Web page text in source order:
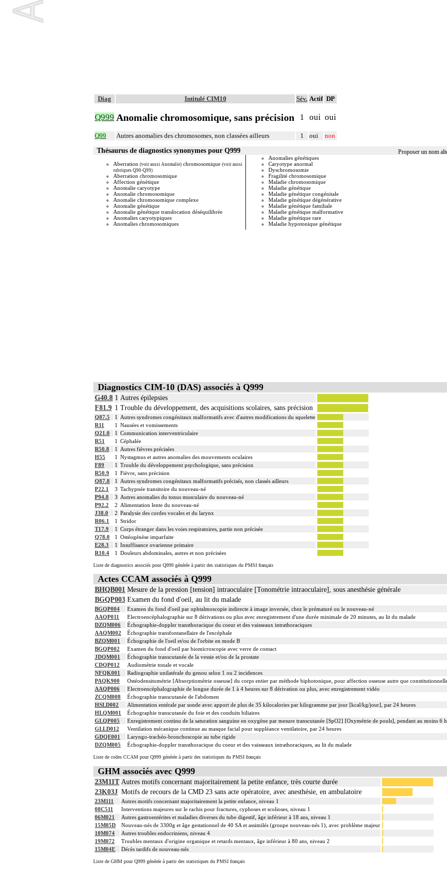
Diag Intitulé CIM10 Sév. Actif DP
Q999 Anomalie chromosomique, sans précision 1 oui oui
Q99 Autres anomalies des chromosomes, non classées ailleurs 1 oui non
Proposer un nom
Thésaurus de diagnostics synonymes pour Q999
Aberration (voir aussi Anomalie) chromosomique (voir aussi
rubriques Q90-Q99)
Aberration chromosomique
Affection génétique
Anomalie caryotype
Anomalie chromosomique
Anomalie chromosomique complexe
Anomalie génétique
Anomalie génétique translocation déséquilibrée
Anomalies caryotypiques
Anomalies chromosomiques
Anomalies génétiques
Caryotype anormal
Dyschromosomie
Fragilité chromosomique
Maladie chromosomique
Maladie génétique
Maladie génétique congénitale
Maladie génétique dégénérative
Maladie génétique familiale
Maladie génétique malformative
Maladie génétique rare
Maladie hypotonique génétique
Diagnostics CIM-10 (DAS) associés à Q999
G40.8 1 Autres épilepsies
F81.9 1 Trouble du développement, des acquisitions scolaires, sans précision
Q87.5 1
Autres syndromes congénitaux malformatifs avec d'autres modifications du squelette
R11
1 Nausées et vomissements
Q21.0
1 Communication interventriculaire
R51
1 Céphalée
R50.8
1
Autres fièvres précisées
H55
1 Nystagmus et autres anomalies des mouvements oculaires
F89
1 Trouble du développement psychologique, sans précision
R50.9
1 Fièvre, sans précision
Q87.8
1
Autres syndromes congénitaux malformatifs précisés, non classés ailleurs
P22.1
3 Tachypnée transitoire du nouveau-né
P94.8
3 Autres anomalies du tonus musculaire du nouveau-né
P92.2
2 Alimentation lente du nouveau-né
J38.0
2 Paralysie des cordes vocales et du larynx
R06.1
1 Stridor
T17.9
1 Corps étranger dans les voies respiratoires, partie non précisée
Q78.0
1 Ostéogénèse imparfaite
E28.3
1 Insuffisance ovarienne primaire
R10.4
1 Douleurs abdominales, autres et non précisées
Liste de diagnostics associés pour Q999 générée à partir des statistiques du PMSI français
Actes CCAM associés à Q999
BHQB001 Mesure de la pression [tension] intraoculaire [Tonométrie intraoculaire], sous anesthésie générale
BGQP003 Examen du fond d'oeil, au lit du malade
BGQP004
Examen du fond d'oeil par ophtalmoscopie indirecte à image inversée, chez le prématuré ou le nouveau-né
AAQP011
Electroencéphalographie sur 8 dérivations ou plus avec enregistrement d'une durée minimale de 20 minutes, au lit du malade
DZQM006
Échographie-doppler transthoracique du coeur et des vaisseaux intrathoraciques
AAQM002
Échographie transfontanellaire de l'encéphale
BZQM001
Échographie de l'oeil et/ou de l'orbite en mode B
BGQP002
Examen du fond d'oeil par biomicroscopie avec verre de contact
JDQM001
Échographie transcutanée de la vessie et/ou de la prostate
CDQP012
Audiométrie tonale et vocale
NFQK001
Radiographie unilatérale du genou selon 1 ou 2 incidences
PAQK900
Ostéodensitométrie [Absorptiométrie osseuse] du corps entier par méthode biphotonique, pour affection osseuse autre que
AAQP006
Electroencéphalographie de longue durée de 1 à 4 heures sur 8 dérivation ou plus, avec enregistrement vidéo
ZCQM008
Échographie transcutanée de l'abdomen
HSLD002
Alimentation entérale par sonde avec apport de plus de 35 kilocalories par kilogramme par jour [kcal/kg/jour], par 24 heures
HLQM001
Échographie transcutanée du foie et des conduits biliaires
GLQP005
Enregistrement continu de la saturation sanguine en oxygène par mesure transcutanée [SpO2] [Oxymétrie de pouls], pendant au moins 6
GLLD012
Ventilation mécanique continue au masque facial pour suppléance ventilatoire, par 24 heures
GDQE001
Laryngo-trachéo-bronchoscopie au tube rigide
DZQM005
Échographie-doppler transthoracique du coeur et des vaisseaux intrathoraciques, au lit du malade
Liste de codes CCAM pour Q999 générée à partir des statistiques du PMSI français
GHM associés avec Q999
23M11T Autres motifs concernant majoritairement la petite enfance, très courte durée
23K03J Motifs de recours de la CMD 23 sans acte opératoire, avec anesthésie, en ambulatoire
23M111
Autres motifs concernant majoritairement la petite enfance, niveau 1
08C511
Interventions majeures sur le rachis pour fractures, cyphoses et scolioses, niveau 1
06M021
Autres gastroentérites et maladies diverses du tube digestif, âge inférieur à 18 ans, niveau 1
15M05D
Nouveau-nés de 3300g et âge gestationnel de 40 SA et assimilés (groupe nouveau-nés 1), avec problème majeur
10M074
Autres troubles endocriniens, niveau 4
19M072
Troubles mentaux d'origine organique et retards mentaux, âge inférieur à 80 ans, niveau 2
15M04E
Décès tardifs de nouveau-nés
Liste de GHM pour Q999 générée à partir des statistiques du PMSI français